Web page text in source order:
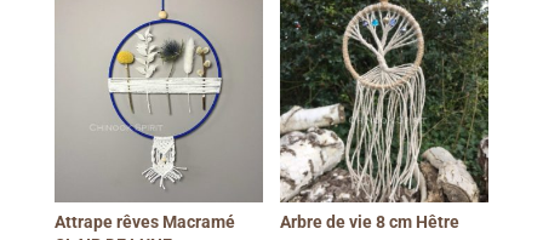
Attrape rêves Macramé
Arbre de vie 8 cm Hêtre